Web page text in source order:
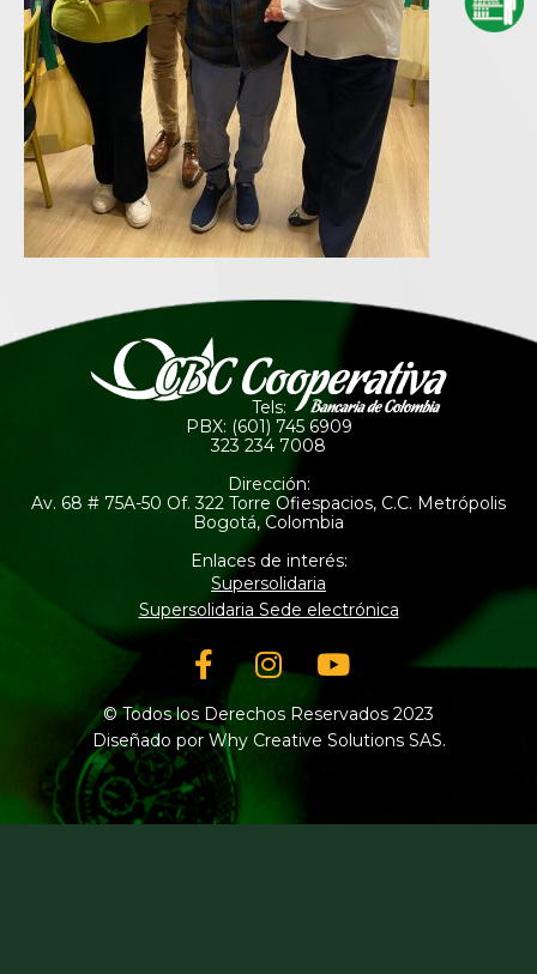
Tels:
PBX: (601) 745 6909
323 234 7008
Dirección:
Av. 68 # 75A-50 Of. 322 Torre Ofiespacios, C.C. Metrópolis
Bogotá, Colombia
Enlaces de interés:
Supersolidaria
Supersolidaria Sede electrónica
Facebook-
f
Instagram
Youtube
© Todos los Derechos Reservados 2023
Diseñado por Why Creative Solutions SAS.